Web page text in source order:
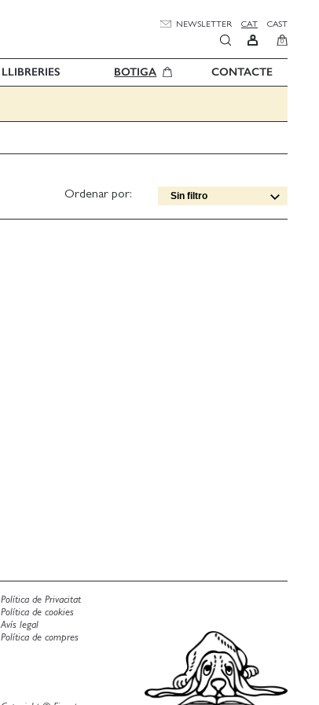
NEWSLETTER CAT CAST
0
LLIBRERIES BOTIGA CONTACTE
Ordenar por:
Sin filtro
Política de Privacitat
Política de cookies
Avís legal
Política de compres